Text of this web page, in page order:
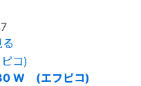
W (エフピコ)